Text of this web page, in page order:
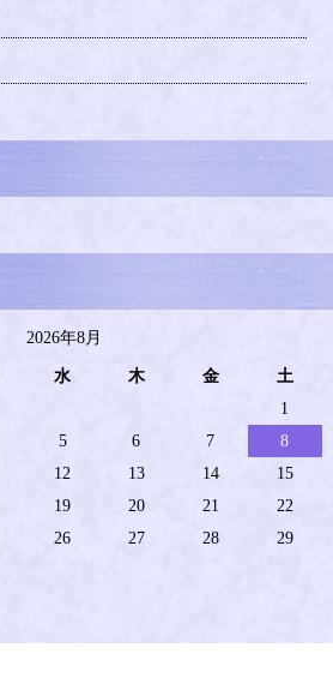
2026年8月
水 木 金 土
1
5 6 7
8
12 13 14
15
19 20 21
22
26 27 28
29